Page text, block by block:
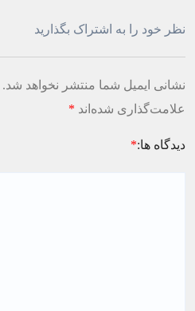
نظر خود را به اشتراک بگذارید
نشانی ایمیل شما منتشر نخواهد شد.
علامت‌گذاری شده‌اند *
دیدگاه ها:*